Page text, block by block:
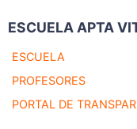
ESCUELA APTA
ESCUELA
PROFESORES
PORTAL DE